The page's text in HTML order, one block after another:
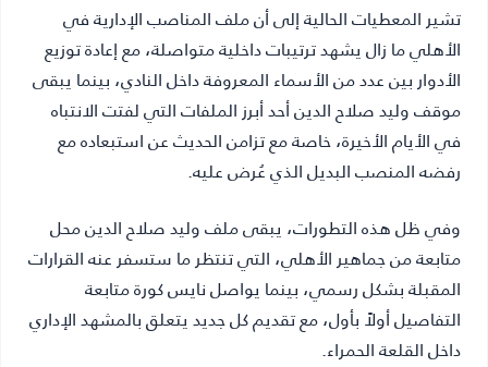
تشير المعطيات الحالية إلى أن ملف المناصب الإدارية في
الأهلي ما زال يشهد ترتيبات داخلية متواصلة، مع إعادة توزيع
الأدوار بين عدد من الأسماء المعروفة داخل النادي، بينما يبقى
موقف وليد صلاح الدين أحد أبرز الملفات التي لفتت الانتباه
في الأيام الأخيرة، خاصة مع تزامن الحديث عن استبعاده مع
رفضه المنصب البديل الذي عُرض عليه.
وفي ظل هذه التطورات، يبقى ملف وليد صلاح الدين محل
متابعة من جماهير الأهلي، التي تنتظر ما ستسفر عنه القرارات
المقبلة بشكل رسمي، بينما يواصلنايس كورةمتابعة
التفاصيل أولاً بأول، مع تقديم كل جديد يتعلق بالمشهد الإداري
داخل القلعة الحمراء.